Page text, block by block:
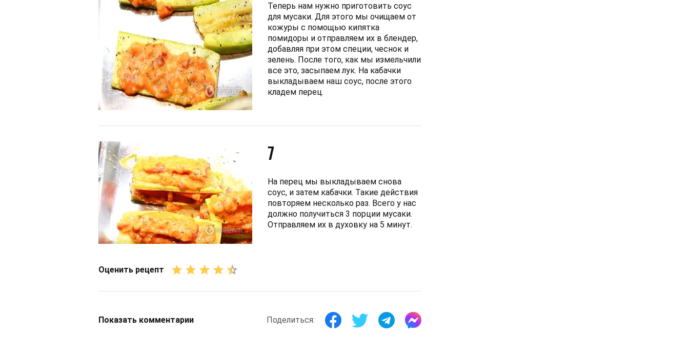
Теперь нам нужно приготовить соус
для мусаки. Для этого мы очищаем от
кожуры с помощью кипятка
помидоры и отправляем их в блендер,
добавляя при этом специи, чеснок и
зелень. После того, как мы измельчили
все это, засыпаем лук. На кабачки
выкладываем наш соус, после этого
кладем перец.
7
На перец мы выкладываем снова
соус, и затем кабачки. Такие действия
повторяем несколько раз. Всего у нас
должно получиться 3 порции мусаки.
Отправляем их в духовку на 5 минут.
Оценить рецепт
Показать комментарии Поделиться: